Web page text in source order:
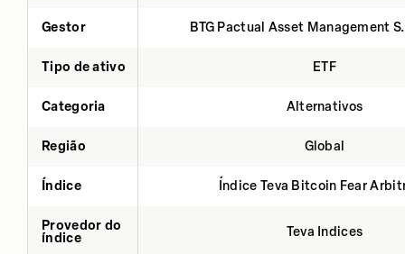
Gestor BTG Pactual Asset Management
Tipo de ativo ETF
Categoria Alternativos
Região Global
Índice Índice Teva Bitcoin Fear
Provedor do
índice
Teva Indices